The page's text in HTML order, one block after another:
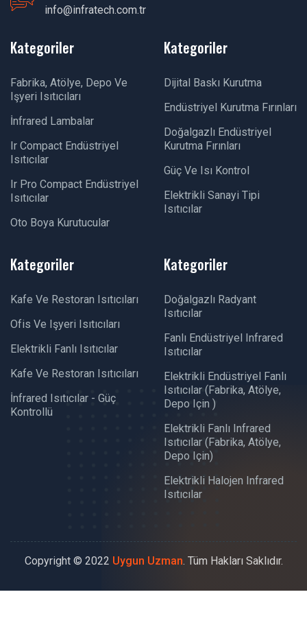
info@infratech.com.tr
Kategoriler
Fabrika, Atölye, Depo Ve
Işyeri Isıtıcıları
İnfrared Lambalar
Ir Compact Endüstriyel
Isıtıcılar
Ir Pro Compact Endüstriyel
Isıtıcılar
Oto Boya Kurutucular
Kategoriler
Dijital Baskı Kurutma
Endüstriyel Kurutma Fırınları
Doğalgazlı Endüstriyel
Kurutma Fırınları
Güç Ve Isı Kontrol
Elektrikli Sanayi Tipi
Isıtıcılar
Kategoriler
Kafe Ve Restoran Isıtıcıları
Ofis Ve Işyeri Isıtıcıları
Elektrikli Fanlı Isıtıcılar
Kafe Ve Restoran Isıtıcıları
İnfrared Isıtıcılar - Güç
Kontrollü
Kategoriler
Doğalgazlı Radyant
Isıtıcılar
Fanlı Endüstriyel Infrared
Isıtıcılar
Elektrikli Endüstriyel Fanlı
Isıtıcılar (fabrika, Atölye,
Depo Için )
Elektrikli Fanlı Infrared
Isıtıcılar (fabrika, Atölye,
Depo Için)
Elektrikli Halojen Infrared
Isıtıcılar
Copyright © 2022 Uygun Uzman . Tüm Hakları Saklıdır.